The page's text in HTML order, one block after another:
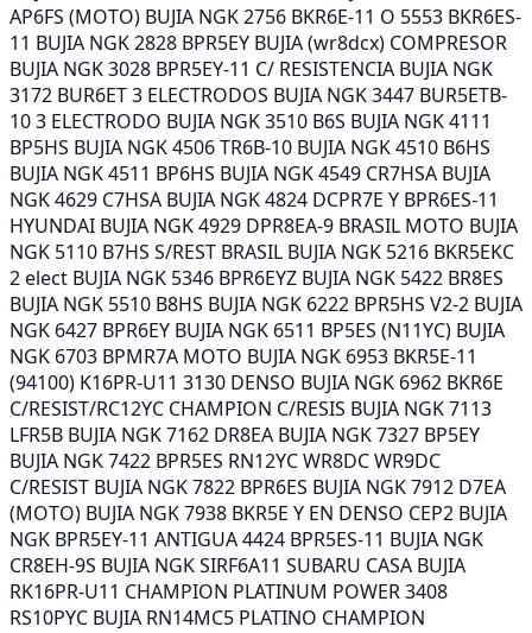
AP6FS (MOTO) BUJIA NGK 2756 BKR6E-11 O 5553 BKR6ES-
11 BUJIA NGK 2828 BPR5EY BUJIA (wr8dcx) COMPRESOR
BUJIA NGK 3028 BPR5EY-11 C/ RESISTENCIA BUJIA NGK
3172 BUR6ET 3 ELECTRODOS BUJIA NGK 3447 BUR5ETB-
10 3 ELECTRODO BUJIA NGK 3510 B6S BUJIA NGK 4111
BP5HS BUJIA NGK 4506 TR6B-10 BUJIA NGK 4510 B6HS
BUJIA NGK 4511 BP6HS BUJIA NGK 4549 CR7HSA BUJIA
NGK 4629 C7HSA BUJIA NGK 4824 DCPR7E Y BPR6ES-11
HYUNDAI BUJIA NGK 4929 DPR8EA-9 BRASIL MOTO BUJIA
NGK 5110 B7HS S/REST BRASIL BUJIA NGK 5216 BKR5EKC
2 elect BUJIA NGK 5346 BPR6EYZ BUJIA NGK 5422 BR8ES
BUJIA NGK 5510 B8HS BUJIA NGK 6222 BPR5HS V2-2 BUJIA
NGK 6427 BPR6EY BUJIA NGK 6511 BP5ES (N11YC) BUJIA
NGK 6703 BPMR7A MOTO BUJIA NGK 6953 BKR5E-11
(94100) K16PR-U11 3130 DENSO BUJIA NGK 6962 BKR6E
C/RESIST/RC12YC CHAMPION C/RESIS BUJIA NGK 7113
LFR5B BUJIA NGK 7162 DR8EA BUJIA NGK 7327 BP5EY
BUJIA NGK 7422 BPR5ES RN12YC WR8DC WR9DC
C/RESIST BUJIA NGK 7822 BPR6ES BUJIA NGK 7912 D7EA
(MOTO) BUJIA NGK 7938 BKR5E Y EN DENSO CEP2 BUJIA
NGK BPR5EY-11 ANTIGUA 4424 BPR5ES-11 BUJIA NGK
CR8EH-9S BUJIA NGK SIRF6A11 SUBARU CASA BUJIA
RK16PR-U11 CHAMPION PLATINUM POWER 3408
RS10PYC BUJIA RN14MC5 PLATINO CHAMPION